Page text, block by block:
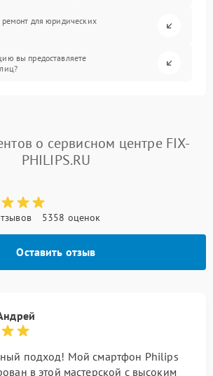
для юридических
вы предоставляете
о сервисном центре FIX-
PHILIPS.RU
5358 оценок
Оставить отзыв
подход! Мой смартфон Philips
в этой мастерской с высоким